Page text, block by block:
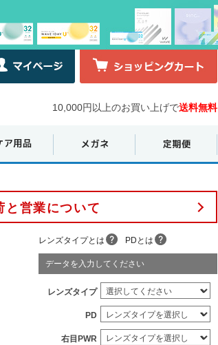
10,000円以上のお買い上げで送料無料
と営業について
レンズタイプとは PDとは
データを入力してください
レンズタイプ
PD
右目PWR